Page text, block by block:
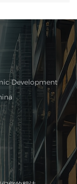
Development